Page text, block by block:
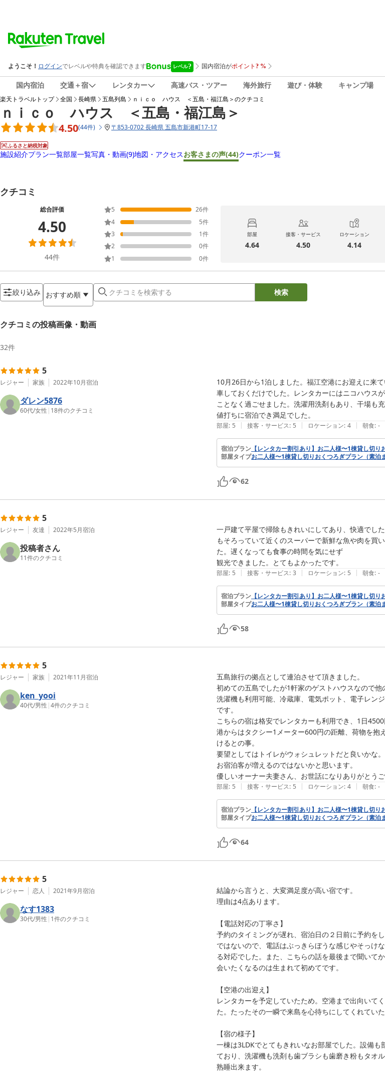
国内宿泊 交通＋宿 レンタカー 高速バス・ツアー 海外旅行 遊び・体験 キャンプ場
楽天トラベルトップ 全国 長崎県 五島列島 ｎｉｃｏ ハウス ＜五島・福江島＞のクチコミ
ｎｉｃｏ ハウス ＜五島・福江島＞
4.50(44件) 〒853-0702 長崎県 五島市新港町17-17
ふるさと納税対象
施設紹介プラン一覧部屋一覧写真・動画(9)地図・アクセスお客さまの声(44)クーポン一覧
クチコミ
総合評価
4.50
44件
5 26件
4
5件
3
1件
2
0件
1
0件
部屋
4.64
接客・サービス
4.50
ロケーション
4.14
絞り込み おすすめ順 検索
クチコミの投稿画像・動画
32件
5
レジャー 家族 2022年10月宿泊
ダレン5876
60代/女性 | 18件のクチコミ
10月26日から1泊しました。福江空港にお迎えに来
車しておくだけでした。レンタカーにはニコハウス
ことなく過ごせました。洗濯用洗剤もあり、干場も
値打ちに宿泊でき満足でした。
部屋: 5 | 接客・サービス: 5 | ロケーション: 4 | 朝食: -
宿泊プラン 【レンタカー割引あり】お二人様〜1棟貸し切り
部屋タイプお二人様〜1棟貸し切りおくつろぎプラン（素泊
62
5
レジャー 友達 2022年5月宿泊
投稿者さん
11件のクチコミ
一戸建て平屋で掃除もきれいにしてあり、快適でし
もそろっていて近くのスーパーで新鮮な魚や肉を買
た。遅くなっても食事の時間を気にせず
観光できました。とてもよかったです。
部屋: 5 | 接客・サービス: 3 | ロケーション: 5 | 朝食: -
宿泊プラン 【レンタカー割引あり】お二人様〜1棟貸し切り
部屋タイプお二人様〜1棟貸し切りおくつろぎプラン（素泊
58
5
レジャー 家族 2021年11月宿泊
ken_yooi
40代/男性 |4件のクチコミ
五島旅行の拠点として連泊させて頂きました。
初めての五島でしたが1軒家のゲストハウスなので
洗濯機も利用可能、冷蔵庫、電気ポット、電子レン
です。
こちらの宿は格安でレンタカーも利用でき、1日4500
港からはタクシー1メーター600円の距離、荷物を
けるとの事。
要望としてはトイレがウォシュレットだと良いかな
お宿泊客が増えるのではないかと思います。
優しいオーナー夫妻さん、お世話になりありがとう
部屋: 5 | 接客・サービス: 5 | ロケーション: 4 | 朝食: -
宿泊プラン 【レンタカー割引あり】お二人様〜1棟貸し切り
部屋タイプお二人様〜1棟貸し切りおくつろぎプラン（素泊
64
5
レジャー 恋人 2021年9月宿泊
なす1383
30代/男性 | 1件のクチコミ
結論から言うと、大変満足度が高い宿です。
理由は4点あります。
【電話対応の丁寧さ】
予約のタイミングが遅れ、宿泊日の２日前に予約を
ではないので、電話はぶっきらぼうな感じやそっけ
る対応でした。また、こちらの話を最後まで聞いて
会いたくなるのは生まれて初めてです。
【空港の出迎え】
レンタカーを予定していたため。空港まで出向いて
た。たったその一瞬で来島を心待ちにしてくれていた
【宿の様子】
一棟は3LDKでとてもきれいなお部屋でした。設備
ており、洗濯機も洗剤も歯ブラシも歯磨き粉もタオ
熟睡出来ます。